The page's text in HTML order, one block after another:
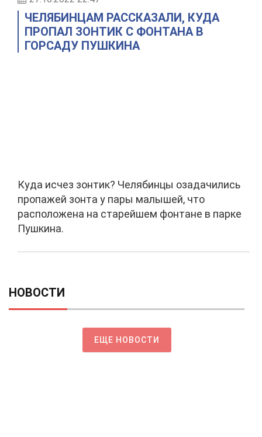
ЧЕЛЯБИНЦАМ РАССКАЗАЛИ, КУДА
ПРОПАЛ ЗОНТИК С ФОНТАНА В
ГОРСАДУ ПУШКИНА
Куда исчез зонтик? Челябинцы озадачились
пропажей зонта у пары малышей, что
расположена на старейшем фонтане в парке
Пушкина.
НОВОСТИ
ЕЩЕ НОВОСТИ